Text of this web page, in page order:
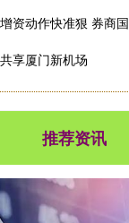
资动作快准狠 券商
享厦门新机场
推荐资讯